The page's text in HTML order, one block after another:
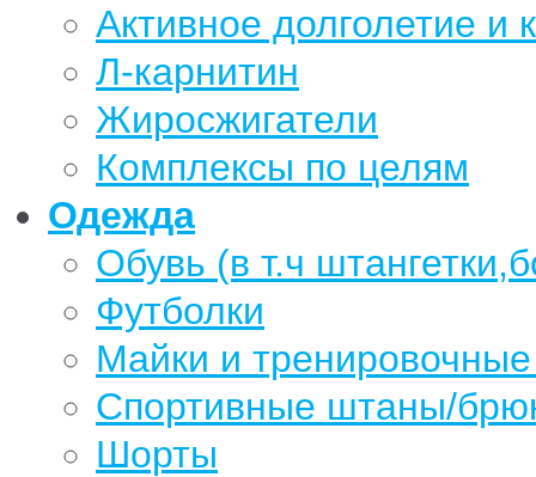
Активное долголетие и
Л-карнитин
Жиросжигатели
Комплексы по целям
Одежда
Обувь (в т.ч
Футболки
Майки и
Спортивные штаны/
Шорты